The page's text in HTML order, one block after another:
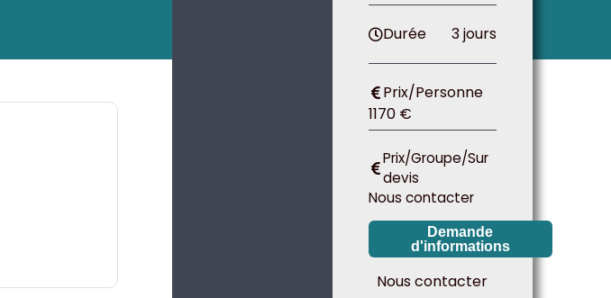
Durée 3 jours
Prix/Personne
1170 €
Prix/Groupe/Sur
devis
Nous contacter
Demande
d'informations
Nous contacter